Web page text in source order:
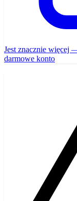
Jest znacznie więcej
darmowe konto